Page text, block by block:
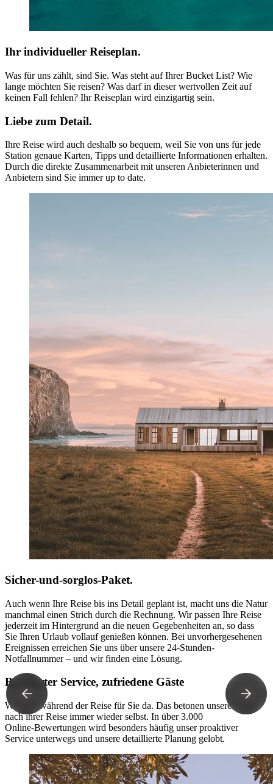
Ihr individueller Reiseplan.
Was für uns zählt, sind Sie. Was steht auf Ihrer Bucket List? Wie
lange möchten Sie reisen? Was darf in dieser wertvollen Zeit auf
keinen Fall fehlen? Ihr Reiseplan wird einzigartig sein.
Liebe zum Detail.
Ihre Reise wird auch deshalb so bequem, weil Sie von uns für jede
Station genaue Karten, Tipps und detaillierte Informationen erhalten.
Durch die direkte Zusammenarbeit mit unseren Anbieterinnen und
Anbietern sind Sie immer up to date.
Sicher-und-sorglos-Paket.
Auch wenn Ihre Reise bis ins Detail geplant ist, macht uns die Natur
manchmal einen Strich durch die Rechnung. Wir passen Ihre Reise
jederzeit im Hintergrund an die neuen Gegebenheiten an, so dass
Sie Ihren Urlaub vollauf genießen können. Bei unvorhergesehenen
Ereignissen erreichen Sie uns über unsere 24-Stunden-
Notfallnummer – und wir finden eine Lösung.
Bewährter Service, zufriedene Gäste
Wir sind während der Reise für Sie da. Das betonen unsere Gäste
nach ihrer Reise immer wieder selbst. In über 3.000
Online‑Bewertungen wird besonders häufig unser proaktiver
Service unterwegs und unsere detaillierte Planung gelobt.